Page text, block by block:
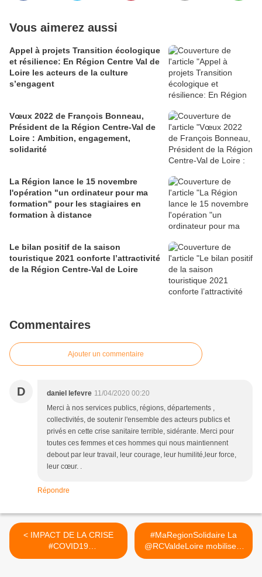
Vous aimerez aussi
Appel à projets Transition écologique
et résilience: En Région Centre Val de
Loire les acteurs de la culture
s’engagent
Vœux 2022 de François Bonneau,
Président de la Région Centre-Val de
Loire : Ambition, engagement,
solidarité
La Région lance le 15 novembre
l'opération "un ordinateur pour ma
formation" pour les stagiaires en
formation à distance
Le bilan positif de la saison
touristique 2021 conforte l’attractivité
de la Région Centre-Val de Loire
Commentaires
Ajouter un commentaire
D daniel lefevre 11/04/2020 00:20
Merci à nos services publics, régions, départements ,
collectivités, de soutenir l'ensemble des acteurs publics et
privés en cette crise sanitaire terrible, sidérante. Merci pour
toutes ces femmes et ces hommes qui nous maintiennent
debout par leur travail, leur courage, leur humilité,leur force,
leur cœur. .
Répondre
< IMPACT DE LA CRISE
#COVID19
#CORONAVIRUSENFRANC
#MaRegionSolidaire La
@RCValdeLoire mobilise...
>